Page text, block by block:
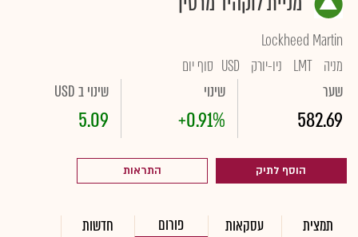
Lockheed Martin
מניה LMT ניו-יורק USD סוף יום
שער
582.69
שינוי
+0.91%
שינוי ב USD
5.09
הוסף לתיק התראות
תמצית עסקאות פורום חדשות